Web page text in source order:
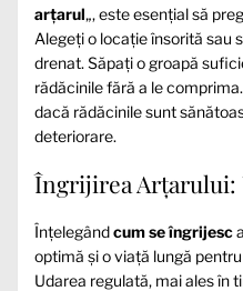
arțarul„, este esențial să
Alegeți o locație însorită sau
drenat. Săpați o groapă
rădăcinile fără a le
dacă rădăcinile sunt
deteriorare.
Îngrijirea Arțarului:
Înțelegândcum se îngrijesc
optimă și o viață lungă
Udarea regulată, mai ales în